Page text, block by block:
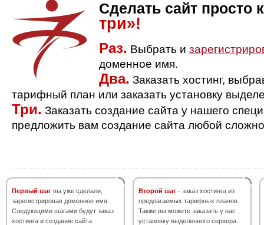
Сделать сайт просто
три»!
Раз. Выбрать и
доменное имя.
Два. Заказать хостинг,
тарифный план или заказать установку
Три. Заказать создание сайта у нашего
предложить вам создание сайта любой
Первый шаг вы уже сделали,
зарегистрировав доменное имя.
Следующими шагами будут заказ
хостинга и создание сайта.
Второй шаг - заказ хостинга из
предлагаемых тарифных планов.
Также вы можете заказать у нас
установку выделенного сервера.